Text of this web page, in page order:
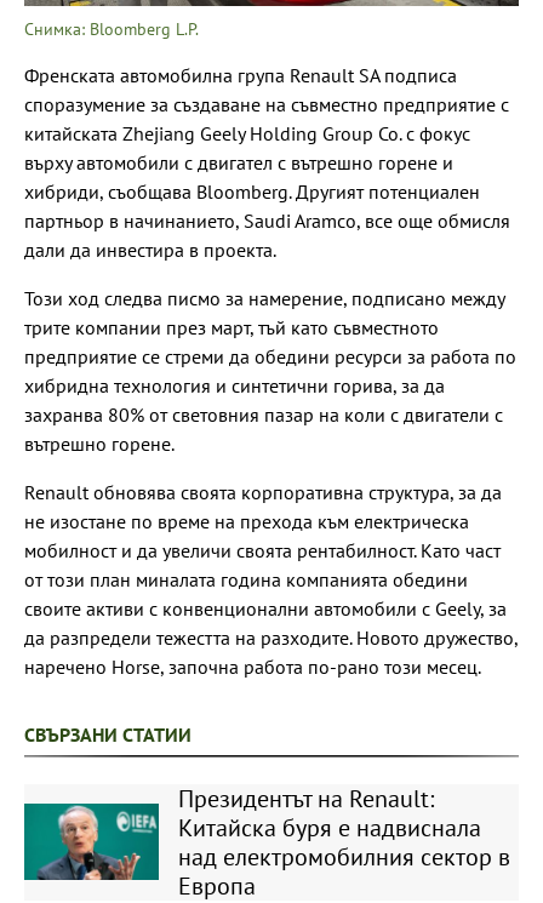
Снимка: Bloomberg L.P.
Френската автомобилна група Renault SA подписа
споразумение за създаване на съвместно предприятие с
китайската Zhejiang Geely Holding Group Co. с фокус
върху автомобили с двигател с вътрешно горене и
хибриди, съобщава Bloomberg. Другият потенциален
партньор в начинанието, Saudi Aramco, все още обмисля
дали да инвестира в проекта.
Този ход следва писмо за намерение, подписано между
трите компании през март, тъй като съвместното
предприятие се стреми да обедини ресурси за работа по
хибридна технология и синтетични горива, за да
захранва 80% от световния пазар на коли с двигатели с
вътрешно горене.
Renault обновява своята корпоративна структура, за да
не изостане по време на прехода към електрическа
мобилност и да увеличи своята рентабилност. Като част
от този план миналата година компанията обедини
своите активи с конвенционални автомобили с Geely, за
да разпредели тежестта на разходите. Новото дружество,
наречено Horse, започна работа по-рано този месец.
СВЪРЗАНИ СТАТИИ
Президентът на Renault:
Китайска буря е надвиснала
над електромобилния сектор в
Европа